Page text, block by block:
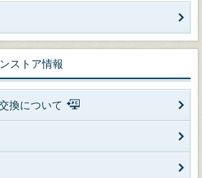
ストア情報
換について